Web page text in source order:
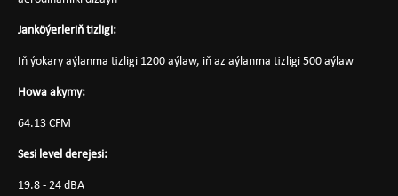
Janköýerleriň tizligi:
Iň ýokary aýlanma tizligi 1200 aýlaw, iň az aýlanma tizligi 500 aýlaw
Howa akymy:
64.13 CFM
Sesi level derejesi:
19.8 - 24 dBA